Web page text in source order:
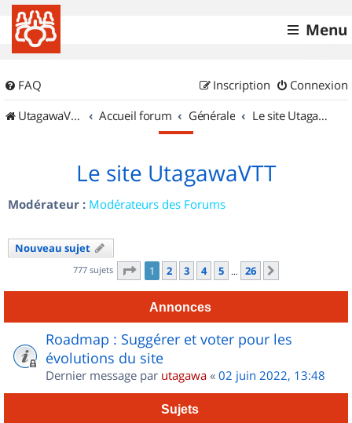
Menu
FAQ Connexion
Inscription
UtagawaVTT (Randos VTT et VTTAE avec traces GPS)
Accueil forum Générale Le site UtagawaVTT
Le site UtagawaVTT
Modérateur : Modérateurs des Forums
Nouveau sujet
777 sujets Page 1sur
1 2 3 4 5 … 26
Annonces
Roadmap : Suggérer et voter pour les
évolutions du site
Dernier message par utagawa « 02 juin 2022, 13:48
Sujets